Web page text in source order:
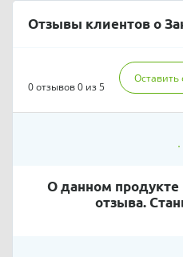
Отзывы клиентов о
0 отзывов0 из 5
Оставить
О данном продукте
отзыва.